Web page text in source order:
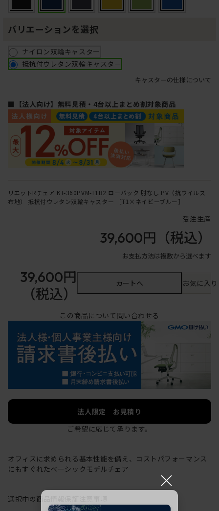
バリエーションを選択
ナイロン双輪キャスター
抵抗付ウレタン双輪キャスター
キャスターの仕様について
■【法人向け】無料見積・4台以上まとめ割対象商品
リエットRチェア KT-360PVM-T1B2 ローバック 肘なし PV（抗ウイルス
布地） 抵抗付ウレタン双輪キャスター ［T1×ネイビーブルー］
受注生産
39,600円 （税込）
お支払方法は複数から選べます
39,600円
（税込）
カートへ お気に入
この商品について問い合わせる
法人限定 お見積り
ご希望に応じて承ります。
オフィスに求められる基本性能を備え、コストパフォーマンス
にもすぐれたベーシックモデルチェア
選択中の商品情報
×